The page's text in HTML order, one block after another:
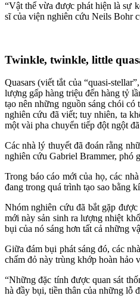
“Vật thể vừa được phát hiện là sự
sĩ của viện nghiên cứu Neils Bohr
Twinkle, twinkle, little
Quasars (viết tắt của “quasi-
lượng gấp hàng triệu đến hàng tỷ
tạo nên những nguồn sáng chói
nghiên cứu đã viết; tuy nhiên, ta
một vài pha chuyển tiếp đột ngột
Các nhà lý thuyết đã đoán rằng
nghiên cứu Gabriel Brammer, phó
Trong báo cáo mới của họ, các
đang trong quá trình tạo sao bằng
Nhóm nghiên cứu đã bắt gặp
mới này sản sinh ra lượng nhiệt
bụi của nó sáng hơn tất cả những
Giữa đám bụi phát sáng đó, các
chấm đỏ này trùng khớp hoàn hảo
“Những đặc tính được quan sát
hà đầy bụi, tiền thân của những lỗ